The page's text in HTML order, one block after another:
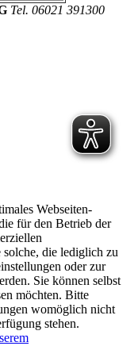
Tel. 06021 391300
Webseiten-
für den Betrieb der
die lediglich zu
oder zur
Sie können selbst
möchten. Bitte
womöglich nicht
stehen.